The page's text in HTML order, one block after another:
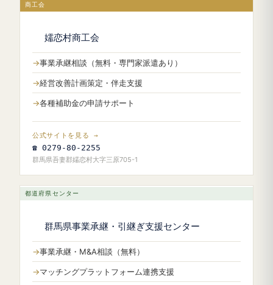
商工会
嬬恋村商工会
事業承継相談（無料・専門家派遣あり）
経営改善計画策定・伴走支援
各種補助金の申請サポート
公式サイトを見る →
☎ 0279-80-2255
群馬県吾妻郡嬬恋村大字三原705-1
都道府県センター
群馬県事業承継・引継ぎ支援センター
事業承継・M&A相談（無料）
マッチングプラットフォーム連携支援